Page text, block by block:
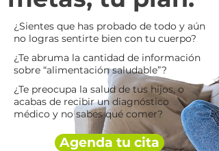
¿Sientes que has probado de todo y aún
no logras sentirte bien con tu cuerpo?
¿Te abruma la cantidad de información
sobre “alimentación saludable”?
¿Te preocupa la salud de tus hijos, o
acabas de recibir un diagnóstico
médico y no sabes qué comer?
Agenda tu cita